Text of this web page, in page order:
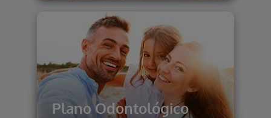
Plano Odontológico